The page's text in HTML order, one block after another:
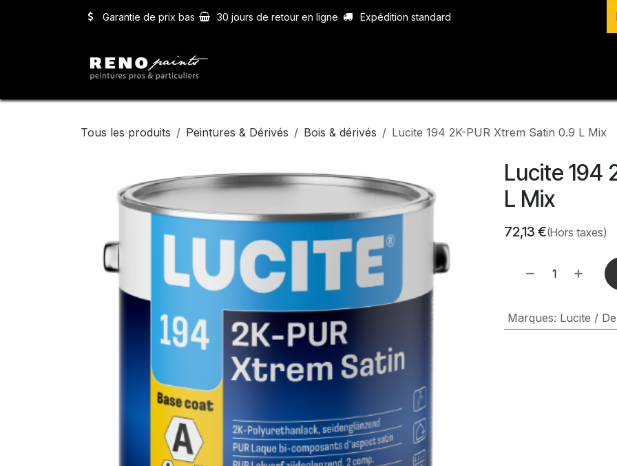
Garantie de prix bas 30 jours de retour en ligne Expédition standard
Tous les produits Peintures & Dérivés Bois & dérivés Lucite 194 2K-PUR Xtrem Satin 0.9 L Mix
Lucite 194
L Mix
72,13 €(Hors taxes)
Marques: Lucite /